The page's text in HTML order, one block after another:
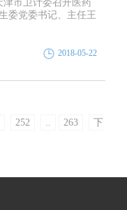
津市卫计委召开医药
委党委书记、主任王
2018-05-22
252 .. 263
下